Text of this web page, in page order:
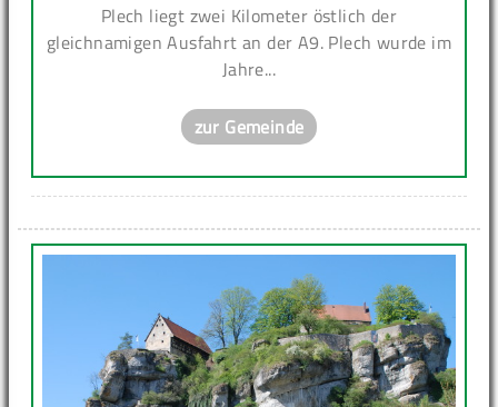
Plech liegt zwei Kilometer östlich der
gleichnamigen Ausfahrt an der A9. Plech wurde im
Jahre...
zur Gemeinde